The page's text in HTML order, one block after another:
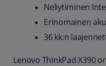
Neliytiminen
Erinomainen
36 kk:n
Lenovo ThinkPad X390